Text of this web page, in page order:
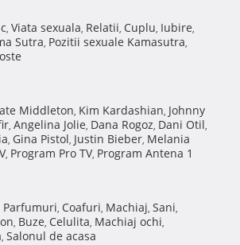
, Viata sexuala, Relatii, Cuplu, Iubire,
Sutra, Pozitii sexuale Kamasutra,
Middleton, Kim Kardashian, Johnny
, Angelina Jolie, Dana Rogoz, Dani Otil,
, Gina Pistol, Justin Bieber, Melania
, Program Pro TV, Program Antena 1
Parfumuri, Coafuri, Machiaj, Sani,
, Buze, Celulita, Machiaj ochi,
, Salonul de acasa